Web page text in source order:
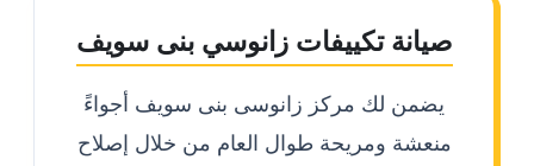
صيانة تكييفات زانوسي بنى سويف
يضمن لك مركز زانوسى بنى سويف أجواءً
منعشة ومريحة طوال العام من خلال إصلاح